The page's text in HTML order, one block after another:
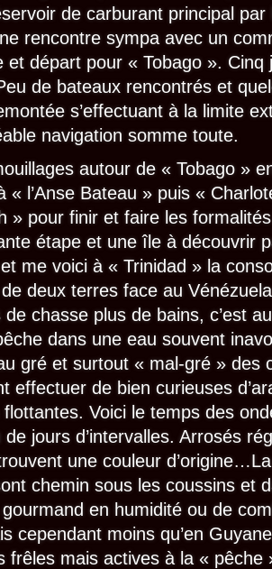
de carburant principal
rencontre sympa avec un
et départ pour « Tobago ».
de bateaux rencontrés et
s’effectuant à la limite
navigation somme toute.
autour de « Tobago »
« l’Anse Bateau » puis «
» pour finir et faire les
étape et une île à découvrir
me voici à « Trinidad » la
deux terres face au
chasse plus de bains, c’est
dans une eau souvent
gré et surtout « mal-gré » des
effectuer de bien curieuses
Voici le temps des
jours d’intervalles. Arrosés
une couleur
chemin sous les coussins et
en humidité ou de
cependant moins qu’en
frêles mais actives à la « pêche